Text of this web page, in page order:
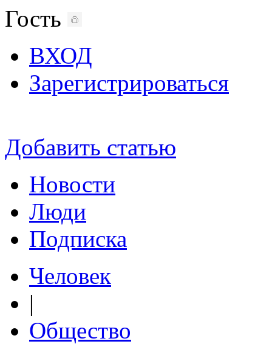
Гость
ВХОД
Зарегистрироваться
Добавить статью
Новости
Люди
Подписка
Человек
|
Общество